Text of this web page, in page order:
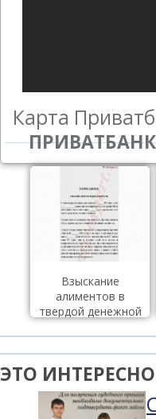
Карта
Взыскание
алиментов в
твердой денежной
ЭТО ИНТЕРЕСНО